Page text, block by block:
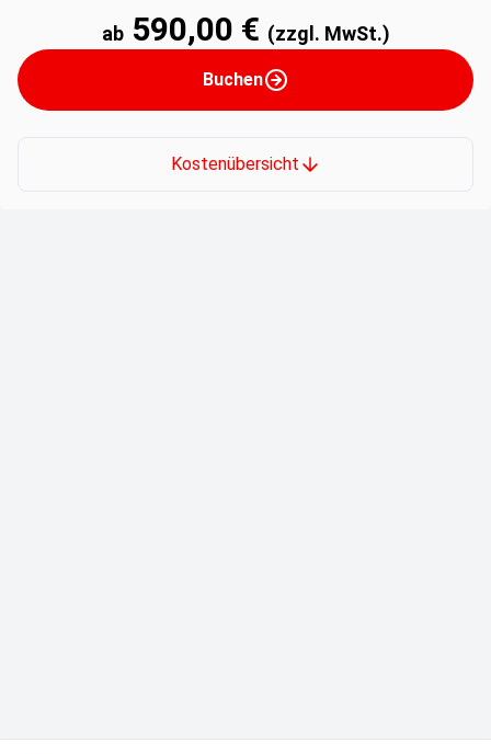
ab 590,00 € (zzgl. MwSt.)
Buchen
Kostenübersicht